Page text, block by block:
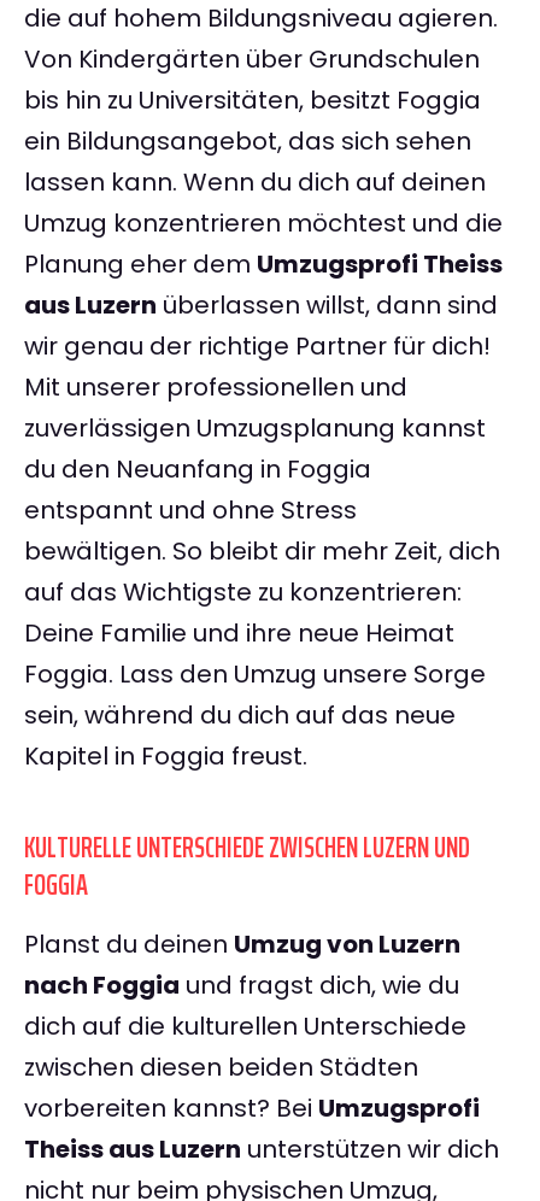
die auf hohem Bildungsniveau agieren.
Von Kindergärten über Grundschulen
bis hin zu Universitäten, besitzt Foggia
ein Bildungsangebot, das sich sehen
lassen kann. Wenn du dich auf deinen
Umzug konzentrieren möchtest und die
Planung eher dem Umzugsprofi Theiss
aus Luzern überlassen willst, dann sind
wir genau der richtige Partner für dich!
Mit unserer professionellen und
zuverlässigen Umzugsplanung kannst
du den Neuanfang in Foggia
entspannt und ohne Stress
bewältigen. So bleibt dir mehr Zeit, dich
auf das Wichtigste zu konzentrieren:
Deine Familie und ihre neue Heimat
Foggia. Lass den Umzug unsere Sorge
sein, während du dich auf das neue
Kapitel in Foggia freust.
KULTURELLE UNTERSCHIEDE ZWISCHEN LUZERN UND
FOGGIA
Planst du deinen Umzug von Luzern
nach Foggia und fragst dich, wie du
dich auf die kulturellen Unterschiede
zwischen diesen beiden Städten
vorbereiten kannst? Bei Umzugsprofi
Theiss aus Luzern unterstützen wir dich
nicht nur beim physischen Umzug,